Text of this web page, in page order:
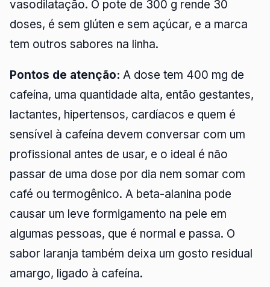
vasodilatação. O pote de 300 g rende 30
doses, é sem glúten e sem açúcar, e a marca
tem outros sabores na linha.
Pontos de atenção: A dose tem 400 mg de
cafeína, uma quantidade alta, então gestantes,
lactantes, hipertensos, cardíacos e quem é
sensível à cafeína devem conversar com um
profissional antes de usar, e o ideal é não
passar de uma dose por dia nem somar com
café ou termogênico. A beta-alanina pode
causar um leve formigamento na pele em
algumas pessoas, que é normal e passa. O
sabor laranja também deixa um gosto residual
amargo, ligado à cafeína.